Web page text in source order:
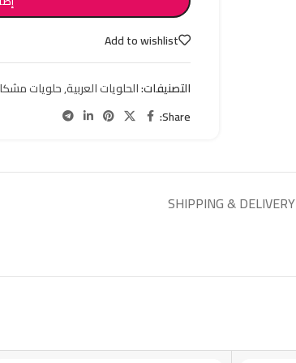
Add to wishlist
التصنيفات:الحلويات العربية,حلويات
Share:
SHIPPING & DELIVERY